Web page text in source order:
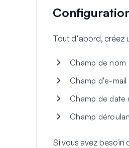
Tout d'abord, créez
Champ de nom
Champ d'e-mail
Champ de date
Champ
Si vous avez besoin